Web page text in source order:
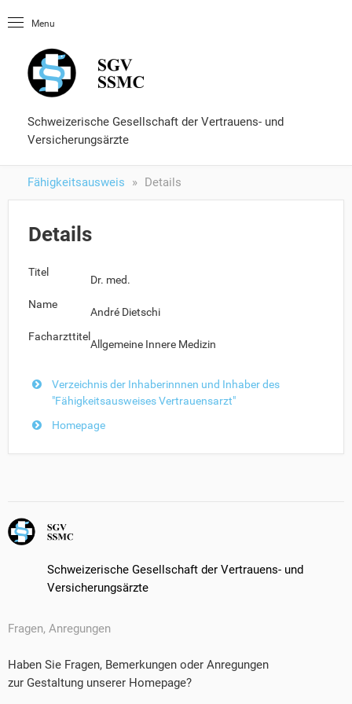
Menu
Schweizerische Gesellschaft der Vertrauens- und
Versicherungsärzte
Fähigkeitsausweis Details
Details
Titel
Dr. med.
Name
André Dietschi
Facharzttitel
Allgemeine Innere Medizin
Verzeichnis der Inhaberinnnen und Inhaber des
"Fähigkeitsausweises Vertrauensarzt"
Homepage
Schweizerische Gesellschaft der Vertrauens- und
Versicherungsärzte
Fragen, Anregungen
Haben Sie Fragen, Bemerkungen oder Anregungen
zur Gestaltung unserer Homepage?
Nachschlagewerke
Fähigkeitsausweis
Formulare und Services